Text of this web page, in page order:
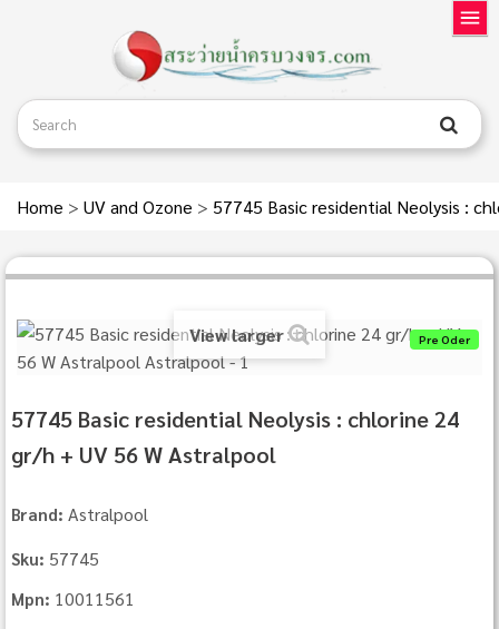
Home > UV and Ozone > 57745 Basic residential Neolysis :
Pre Oder
View larger
57745 Basic residential Neolysis : chlorine 24
gr/h + UV 56 W Astralpool
Brand: Astralpool
Sku: 57745
Mpn: 10011561